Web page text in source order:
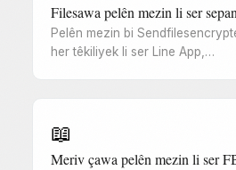
Filesawa pelên mezin li ser
Pelên mezin bi
her têkiliyek li ser Line App,…
📖
Meriv çawa pelên mezin li ser